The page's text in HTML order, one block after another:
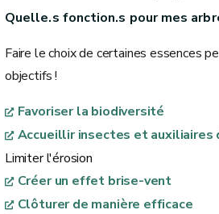
Quelle.s fonction.s pour mes
Faire le choix de certaines essences
objectifs !
Favoriser la biodiversité
Accueillir insectes et auxiliaires
Limiter l'érosion
Créer un effet brise-vent
Clôturer de manière efficace